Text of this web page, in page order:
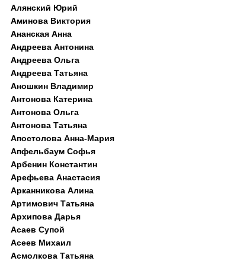
Алянский Юрий
Аминова Виктория
Ананская Анна
Андреева Антонина
Андреева Ольга
Андреева Татьяна
Аношкин Владимир
Антонова Катерина
Антонова Ольга
Антонова Татьяна
Апостолова Анна-Мария
Апфельбаум Софья
Арбенин Константин
Арефьева Анастасия
Арканникова Алина
Артимович Татьяна
Архипова Дарья
Асаев Супой
Асеев Михаил
Асмолкова Татьяна